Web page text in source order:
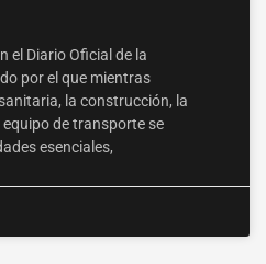
el Diario Oficial de la
por el que mientras
la construcción, la
de transporte se
esenciales,